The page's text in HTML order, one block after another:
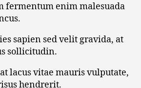
fermentum enim malesuada
sapien sed velit gravida, at
sollicitudin.
lacus vitae mauris vulputate,
hendrerit.